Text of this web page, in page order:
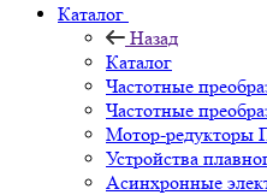
Каталог
Назад
Каталог
Частотные
Частотные
Мотор-редукторы
Устройства
Асинхронные